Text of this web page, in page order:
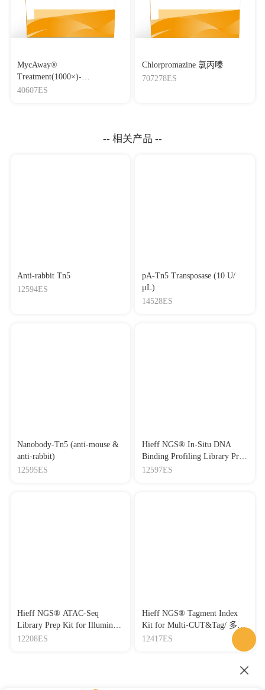
MycAway®
Treatment(1000×)-
Mycoplasma Elimination
40607ES
Chlorpromazine 氯丙嗪
707278ES
-- 相关产品 --
Anti-rabbit Tn5
12594ES
pA-Tn5 Transposase (10 U/
μL)
14528ES
Nanobody-Tn5 (anti-mouse &
anti-rabbit)
12595ES
Hieff NGS® In-Situ DNA
Binding Profiling Library Prep
Kit for Illumina® V2
12597ES
Hieff NGS® ATAC-Seq
Library Prep Kit for Illumina®
ATAC建库试剂盒
12208ES
Hieff NGS® Tagment Index
Kit for Multi-CUT&Tag/ 多靶
标CUT&Tag专用建库接头
12417ES